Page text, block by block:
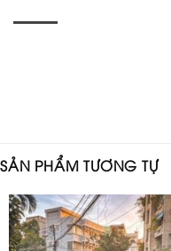
SẢN PHẨM TƯƠNG TỰ